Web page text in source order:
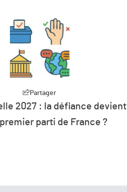
Partager
2027 : la défiance devient
parti de France ?